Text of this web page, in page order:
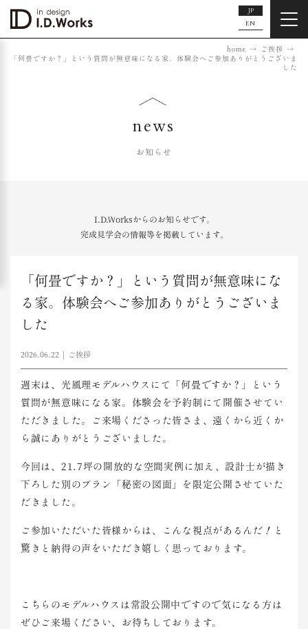
JP
EN
home
ご挨拶
「何畳ですか？」という質問が無意味になる家。体験会へご参加ありがとうございま
した
news
お知らせ
I.D.Worksからのお知らせです。
完成見学会の情報等を掲載しています。
「何畳ですか？」という質問が無意味にな
る家。体験会へご参加ありがとうございま
した
2026.06.22 ご挨拶
週末は、光風理モデルハウスにて「何畳ですか？」という
質問が無意味になる家。体験会を予約制にて開催させてい
ただきました。ご来場くださった皆さま、遠くから近くか
ら誠にありがとうございました。
今回は、21.7坪の開放的な空間実例に加え、設計士が描き
下ろした別のプラン「秘密の図面」を限定公開させていた
だきました。
ご参加いただいた皆様からは、こんな視点があるんだ！と
驚きと納得の声をいただき嬉しく思っております。
こちらのモデルハウスは常設公開中ですので気になる方は
ぜひご来場ください、お待ちしております。